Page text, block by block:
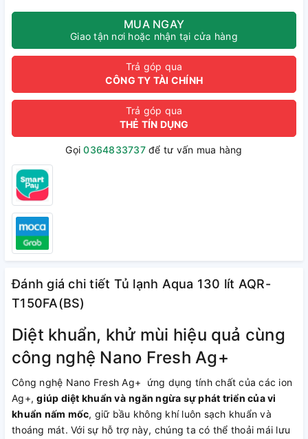
MUA NGAY
Giao tận nơi hoặc nhận tại cửa hàng
Trả góp qua
CÔNG TY TÀI CHÍNH
Trả góp qua
THẺ TÍN DỤNG
Gọi0364833737để tư vấn mua hàng
Đánh giá chi tiết Tủ lạnh Aqua 130 lít AQR-
T150FA(BS)
Diệt khuẩn, khử mùi hiệu quả cùng
công nghệ Nano Fresh Ag+
Công nghệ Nano Fresh Ag+ ứng dụng tính chất của các ion
Ag+,giúp diệt khuẩn và ngăn ngừa sự phát triển của vi
khuẩn nấm mốc, giữ bầu không khí luôn sạch khuẩn và
thoáng mát. Với sự hỗ trợ này, chúng ta có thể thoải mái lưu